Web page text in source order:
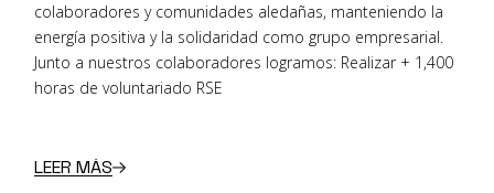
colaboradores y comunidades aledañas, manteniendo la
energía positiva y la solidaridad como grupo empresarial.
Junto a nuestros colaboradores logramos: Realizar + 1,400
horas de voluntariado RSE
LEER MÁS